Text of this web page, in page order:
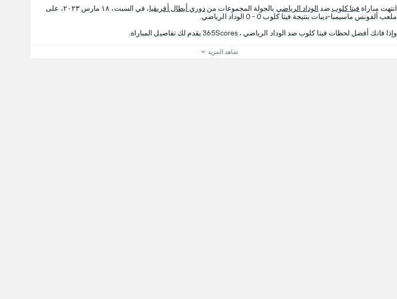
انتهت مباراة فيتا كلوب ضد الوداد الرياضي بالجولة المجموعات من دوري أبطال أفريقيا
، في السبت، ١٨ مارس ٢٠٢٣، على
ملعب ألفونس ماسيمبا-ديبات بنتيجة فيتا كلوب 0 - 0 الوداد الرياضي.
وإذا فاتك أفضل لحظات فيتا كلوب ضد الوداد الرياضي ، 365Scores يقدم لك تفاصيل المباراة.
شاهد المزيد